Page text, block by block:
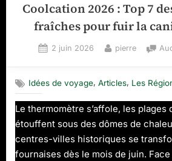
Coolcation 2026 : Top 7
fraîches pour fuir la
Posted
2 juin 2026 By
pierre
Idées de voyage,Articles, Les
Le thermomètre s’affole, les plages
étouffent sous des dômes de
centres-villes historiques se
fournaises dès le mois de juin.